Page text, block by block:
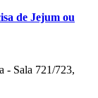
de Jejum ou
- Sala 721/723,